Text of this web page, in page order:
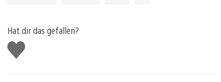
Hat dir das gefallen?
Gefällt
mir